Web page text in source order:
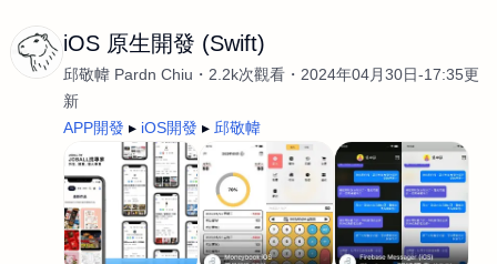
iOS 原生開發 (Swift)
邱敬幃 Pardn Chiu 2.2k次觀看
2024年04月30日-17:35更
新
APP開發
iOS開發 邱敬幃